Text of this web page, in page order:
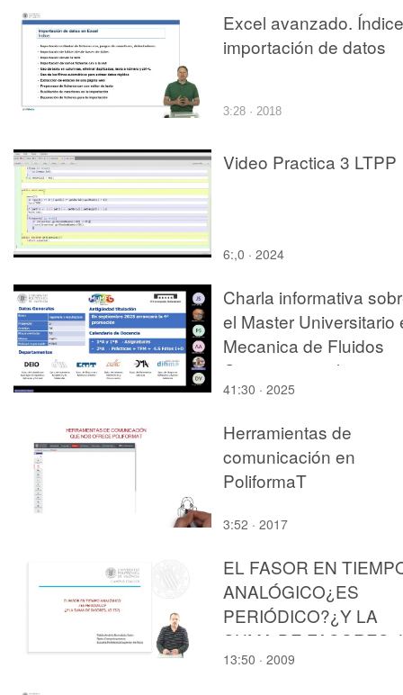
Excel avanzado. Índice
importación de datos
3:28 · 2018
Video Practica 3 LTPP
6:,0 · 2024
Charla informativa
el Master Universitario
Mecanica de Fluidos
Computacional
41:30 · 2025
Herramientas de
comunicación en
PoliformaT
3:52 · 2017
EL FASOR EN
ANALÓGICO¿ES
PERIÓDICO?¿Y LA
SUMA DE FASORES,
ES?
13:50 · 2009